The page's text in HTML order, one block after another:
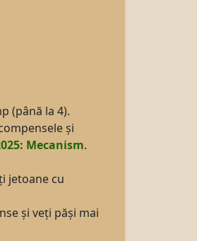
(până la 4).
și
Mecanism.
jetoane cu
și veți păși mai